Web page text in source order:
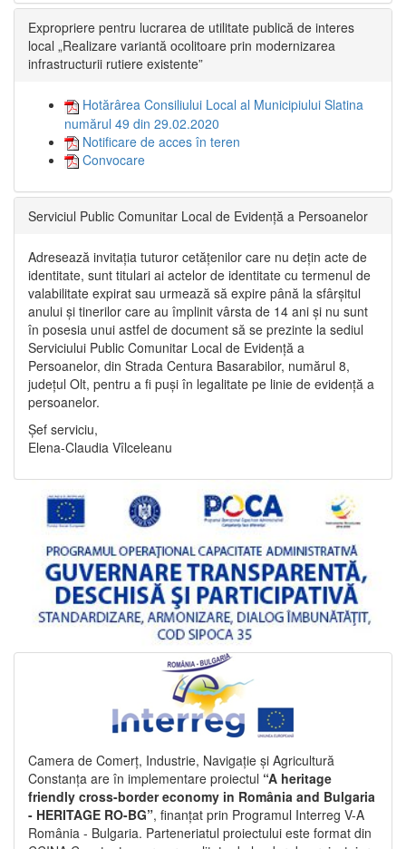
Expropriere pentru lucrarea de utilitate publică de interes
local „Realizare variantă ocolitoare prin modernizarea
infrastructurii rutiere existente”
Hotărârea Consiliului Local al Municipiului Slatina
numărul 49 din 29.02.2020
Notificare de acces în teren
Convocare
Serviciul Public Comunitar Local de Evidență a Persoanelor
Adresează invitația tuturor cetățenilor care nu dețin acte de
identitate, sunt titulari ai actelor de identitate cu termenul de
valabilitate expirat sau urmează să expire până la sfârșitul
anului și tinerilor care au împlinit vârsta de 14 ani și nu sunt
în posesia unui astfel de document să se prezinte la sediul
Serviciului Public Comunitar Local de Evidență a
Persoanelor, din Strada Centura Basarabilor, numărul 8,
județul Olt, pentru a fi puși în legalitate pe linie de evidență a
persoanelor.
Șef serviciu,
Elena-Claudia Vîlceleanu
Camera de Comerț, Industrie, Navigație și Agricultură
Constanța are în implementare proiectul “A heritage
friendly cross-border economy in România and Bulgaria
- HERITAGE RO-BG”, finanțat prin Programul Interreg V-A
România - Bulgaria. Parteneriatul proiectului este format din